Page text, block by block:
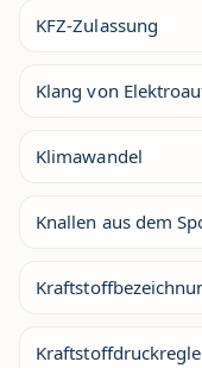
KFZ-Zulassung
Klang von
Klimawandel
Knallen aus dem